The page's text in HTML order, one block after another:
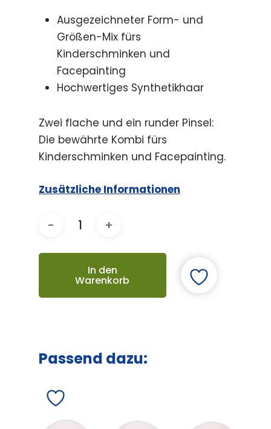
Ausgezeichneter Form- und
Größen-Mix fürs
Kinderschminken und
Facepainting
Hochwertiges Synthetikhaar
Zwei flache und ein runder Pinsel:
Die bewährte Kombi fürs
Kinderschminken und Facepainting.
Zusätzliche Informationen
In den
Warenkorb
Passend dazu: